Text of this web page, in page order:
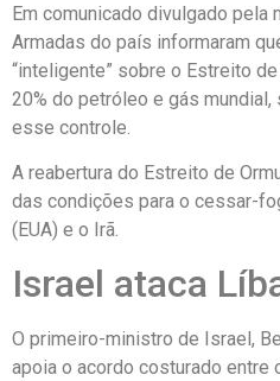
Em comunicado divulgado pela
Armadas do país informaram
“inteligente” sobre o Estreito
20% do petróleo e gás
esse controle.
A reabertura do Estreito de
das condições para o cessar-
(EUA) e o Irã.
Israel ataca
O primeiro-ministro de Israel,
apoia o acordo costurado entre